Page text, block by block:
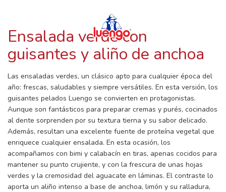
Ensalada verde con
guisantes y aliño de anchoa
Las ensaladas verdes, un clásico apto para cualquier época del
año: frescas, saludables y siempre versátiles. En esta versión, los
guisantes pelados Luengo se convierten en protagonistas.
Aunque son fantásticos para preparar cremas y purés, cocinados
al dente sorprenden por su textura tierna y su sabor delicado.
Además, resultan una excelente fuente de proteína vegetal que
enriquece cualquier ensalada. En esta ocasión, los
acompañamos con bimi y calabacín en tiras, apenas cocidos para
mantener su punto crujiente, y con la frescura de unas hojas
verdes y la cremosidad del aguacate en láminas. El contraste lo
aporta un aliño intenso a base de anchoa, limón y su ralladura,